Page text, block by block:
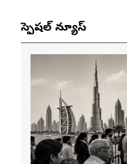
స్పెషల్ న్యూస్